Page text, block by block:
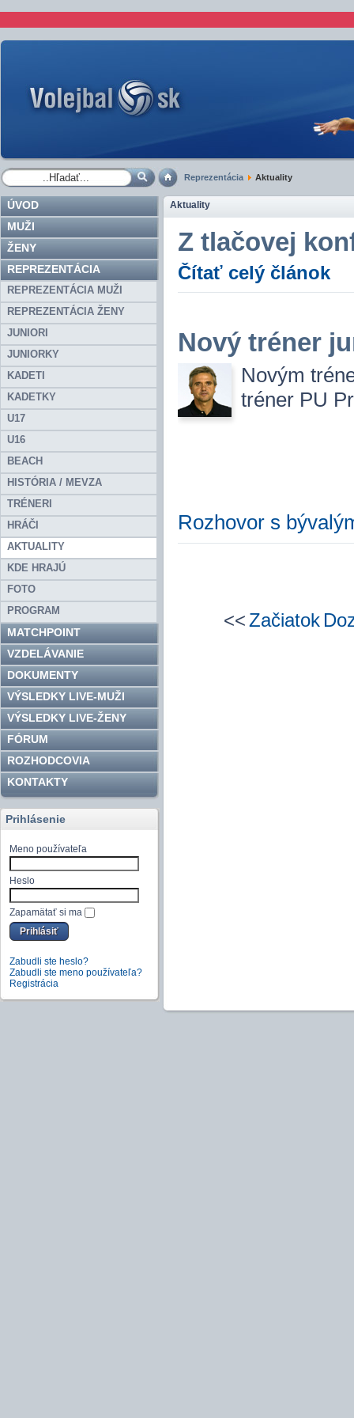
Reprezentácia Aktuality
ÚVOD
MUŽI
ŽENY
REPREZENTÁCIA
REPREZENTÁCIA MUŽI
REPREZENTÁCIA ŽENY
JUNIORI
JUNIORKY
KADETI
KADETKY
U17
U16
BEACH
HISTÓRIA / MEVZA
TRÉNERI
HRÁČI
AKTUALITY
KDE HRAJÚ
FOTO
PROGRAM
MATCHPOINT
VZDELÁVANIE
DOKUMENTY
VÝSLEDKY LIVE-MUŽI
VÝSLEDKY LIVE-ŽENY
FÓRUM
ROZHODCOVIA
KONTAKTY
Prihlásenie
Meno používateľa
Heslo
Zapamätať si ma
Zabudli ste heslo?
Zabudli ste meno používateľa?
Registrácia
Aktuality
Z tlačovej
Čítať celý článok
Nový tréner
Novým
tréner PU
Rozhovor s
<<Začiatok